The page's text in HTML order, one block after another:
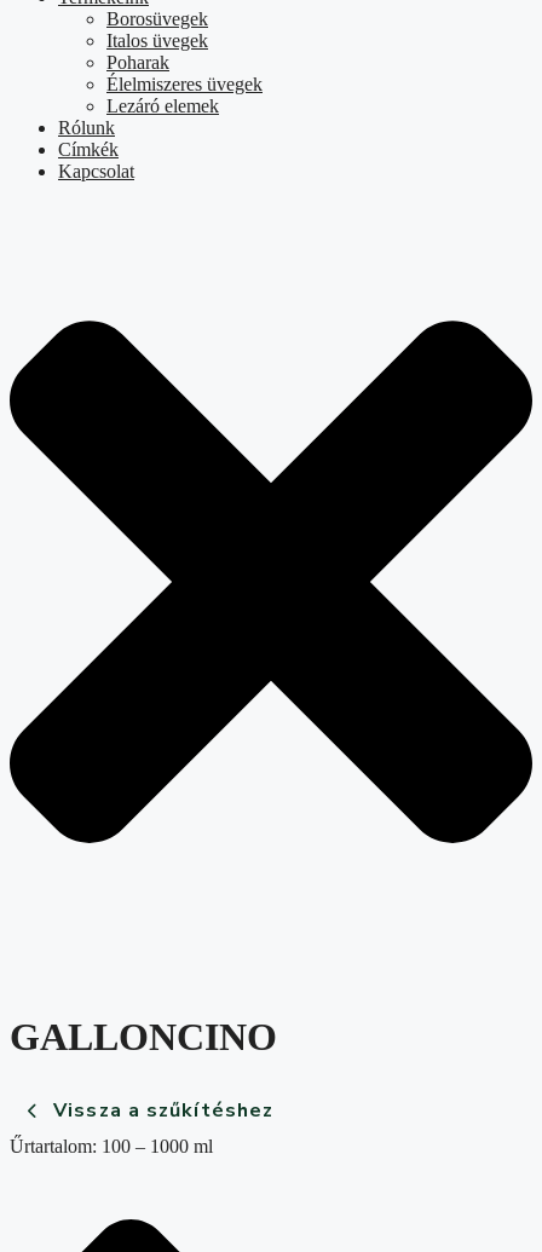
Borosüvegek
Italos üvegek
Poharak
Élelmiszeres üvegek
Lezáró elemek
Rólunk
Címkék
Kapcsolat
GALLONCINO
Vissza a szűkítéshez
Űrtartalom: 100 – 1000 ml